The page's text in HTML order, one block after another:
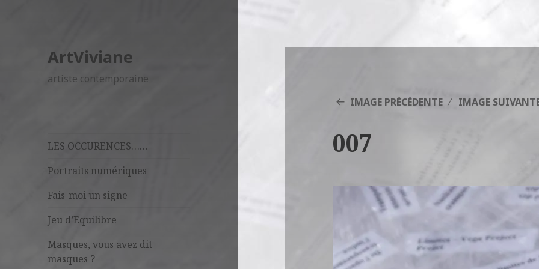
ArtViviane
artiste contemporaine
LES OCCURENCES……
Portraits numériques
Fais-moi un signe
Jeu d’Equilibre
Masques, vous avez dit
masques ?
IMAGE PRÉCÉDENTE IMAGE
007